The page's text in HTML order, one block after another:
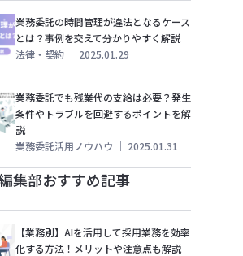
業務委託の時間管理が違法となるケース
とは？事例を交えて分かりやすく解説
法律・契約 ｜ 2025.01.29
業務委託でも残業代の支給は必要？発生
条件やトラブルを回避するポイントを解
説
業務委託活用ノウハウ ｜ 2025.01.31
集部おすすめ記事
【業務別】AIを活用して採用業務を効率
化する方法！メリットや注意点も解説